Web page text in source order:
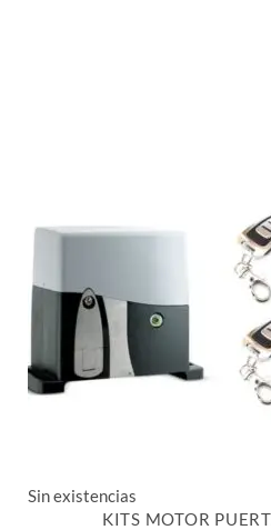
Sin existencias
KITS MOTOR